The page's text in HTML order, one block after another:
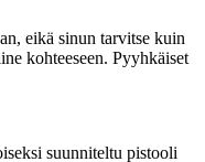
eikä sinun tarvitse kuin
kohteeseen. Pyyhkäiset
suunniteltu pistooli